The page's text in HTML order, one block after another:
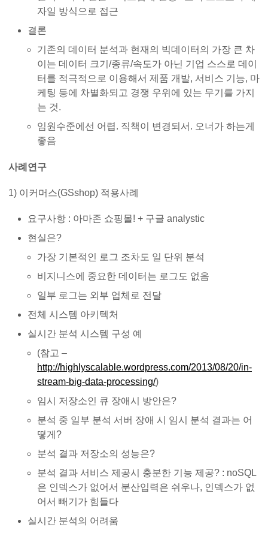
자일 방식으로 접근
결론
기존의 데이터 분석과 현재의 빅데이터의 가장 큰 차
이는 데이터 크기/종류/속도가 아닌 기업 스스로 데이
터를 적극적으로 이용해서 제품 개발, 서비스 기능, 마
케팅 등에 차별화되고 경쟁 우위에 있는 무기를 가지
는 것.
임원수준에선 어렵. 직책이 변경되서. 오너가 하는게
좋음
사례연구
1) 이커머스(GSshop) 적용사례
요구사항 : 아마존 쇼핑몰! + 구글 analystic
현실은?
가장 기본적인 로그 조차도 일 단위 분석
비지니스에 중요한 데이터는 로그도 없음
일부 로그는 외부 업체로 전달
전체 시스템 아키텍처
실시간 분석 시스템 구성 예
(참고 –
http://highlyscalable.wordpress.com/2013/08/20/in-
stream-big-data-processing/)
임시 저장소인 큐 장애시 방안은?
분석 중 일부 분석 서버 장애 시 임시 분석 결과는 어
떻게?
분석 결과 저장소의 성능은?
분석 결과 서비스 제공시 충분한 기능 제공? : noSQL
은 인덱스가 없어서 분산입력은 쉬우나, 인덱스가 없
어서 빼기가 힘들다
실시간 분석의 어려움